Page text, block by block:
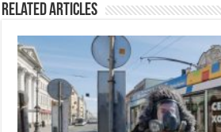
Related Articles